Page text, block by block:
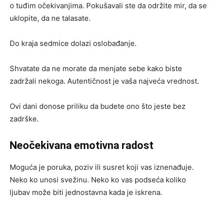
o tuđim očekivanjima. Pokušavali ste da održite mir, da se
uklopite, da ne talasate.
Do kraja sedmice dolazi oslobađanje.
Shvatate da ne morate da menjate sebe kako biste
zadržali nekoga. Autentičnost je vaša najveća vrednost.
Ovi dani donose priliku da budete ono što jeste bez
zadrške.
Neočekivana emotivna radost
Moguća je poruka, poziv ili susret koji vas iznenađuje.
Neko ko unosi svežinu. Neko ko vas podseća koliko
ljubav može biti jednostavna kada je iskrena.